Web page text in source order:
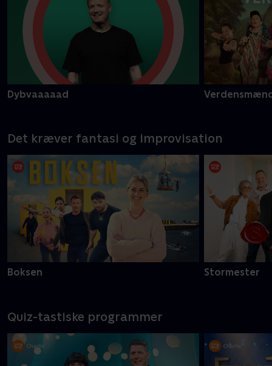
Dybvaaaaad
Det kræver fantasi og improvisation
Boksen Stormester
Quiz-tastiske programmer